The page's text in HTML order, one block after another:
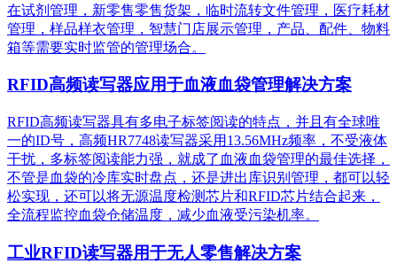
在试剂管理，新零售零售货架，临时流转文件管理，医疗耗材
管理，样品样衣管理，智慧门店展示管理，产品、配件、物料
箱等需要实时监管的管理场合。
RFID高频读写器应用于血液血袋管理解决方案
RFID高频读写器具有多电子标签阅读的特点，并且有全球唯
一的ID号，高频HR7748读写器采用13.56MHz频率，不受液体
干扰，多标签阅读能力强，就成了血液血袋管理的最佳选择，
不管是血袋的冷库实时盘点，还是进出库识别管理，都可以轻
松实现，还可以将无源温度检测芯片和RFID芯片结合起来，
全流程监控血袋仓储温度，减少血液受污染机率。
工业RFID读写器用于无人零售解决方案